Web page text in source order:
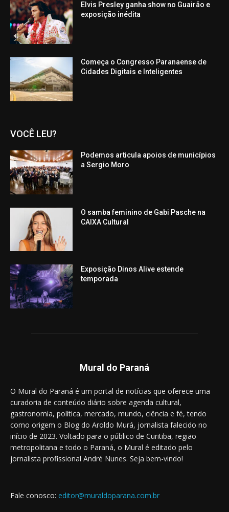
Elvis Presley ganha show no Guairão e
exposição inédita
Começa o Congresso Paranaense de
Cidades Digitais e Inteligentes
VOCÊ LEU?
Podemos articula apoios de municípios
a Sergio Moro
O samba feminino de Gabi Pasche na
CAIXA Cultural
Exposição Dinos Alive estende
temporada
Mural do Paraná
O Mural do Paraná é um portal de notícias que oferece uma
curadoria de conteúdo diário sobre agenda cultural,
gastronomia, política, mercado, mundo, ciência e fé, tendo
como origem o Blog do Aroldo Murá, jornalista falecido no
início de 2023. Voltado para o público de Curitiba, região
metropolitana e todo o Paraná, o Mural é editado pelo
jornalista profissional André Nunes. Seja bem-vindo!
Fale conosco: editor@muraldoparana.com.br